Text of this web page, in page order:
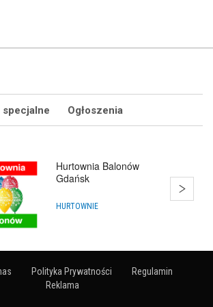
specjalne Ogłoszenia
Hurtownia Balonów
Gdańsk
HURTOWNIE
Polityka Prywatności
Regulamin
Reklama